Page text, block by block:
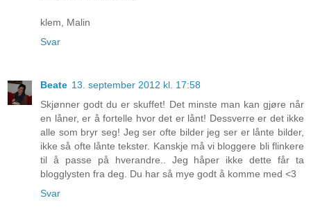
klem, Malin
Svar
Beate 13. september 2012 kl. 17:58
Skjønner godt du er skuffet! Det minste man kan gjøre når
en låner, er å fortelle hvor det er lånt! Dessverre er det ikke
alle som bryr seg! Jeg ser ofte bilder jeg ser er lånte bilder,
ikke så ofte lånte tekster. Kanskje må vi bloggere bli flinkere
til å passe på hverandre.. Jeg håper ikke dette får ta
blogglysten fra deg. Du har så mye godt å komme med <3
Svar